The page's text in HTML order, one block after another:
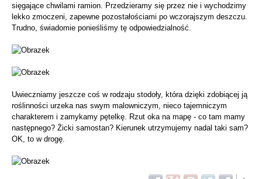
sięgające chwilami ramion. Przedzieramy się przez nie i wychodzimy
lekko zmoczeni, zapewne pozostałościami po wczorajszym deszczu.
Trudno, świadomie ponieśliśmy tę odpowiedzialność.
Uwieczniamy jeszcze coś w rodzaju stodoły, która dzięki zdobiącej ją
roślinności urzeka nas swym malowniczym, nieco tajemniczym
charakterem i zamykamy pętelkę. Rzut oka na mapę - co tam mamy
następnego? Żicki samostan? Kierunek utrzymujemy nadal taki sam?
OK, to w drogę.